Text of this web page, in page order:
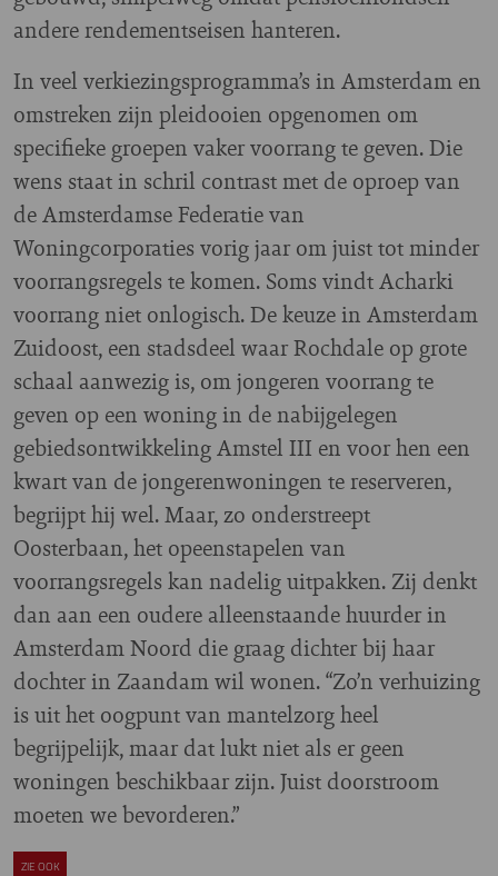
andere rendementseisen hanteren.
In veel verkiezingsprogramma’s in Amsterdam en
omstreken zijn pleidooien opgenomen om
specifieke groepen vaker voorrang te geven. Die
wens staat in schril contrast met de oproep van
de Amsterdamse Federatie van
Woningcorporaties vorig jaar om juist tot minder
voorrangsregels te komen. Soms vindt Acharki
voorrang niet onlogisch. De keuze in Amsterdam
Zuidoost, een stadsdeel waar Rochdale op grote
schaal aanwezig is, om jongeren voorrang te
geven op een woning in de nabijgelegen
gebiedsontwikkeling Amstel III en voor hen een
kwart van de jongerenwoningen te reserveren,
begrijpt hij wel. Maar, zo onderstreept
Oosterbaan, het opeenstapelen van
voorrangsregels kan nadelig uitpakken. Zij denkt
dan aan een oudere alleenstaande huurder in
Amsterdam Noord die graag dichter bij haar
dochter in Zaandam wil wonen. “Zo’n verhuizing
is uit het oogpunt van mantelzorg heel
begrijpelijk, maar dat lukt niet als er geen
woningen beschikbaar zijn. Juist doorstroom
moeten we bevorderen.”
ZIE OOK